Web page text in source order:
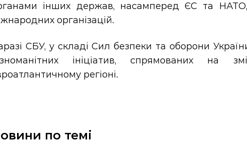
інших держав, насамперед ЄС та
організацій.
СБУ, у складі Сил безпеки та оборони
ініціатив, спрямованих на
регіоні.
по темі